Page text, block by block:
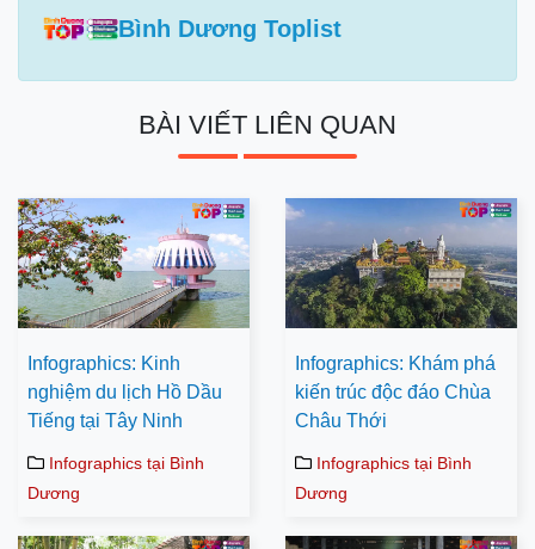
Bình Dương Toplist
BÀI VIẾT LIÊN QUAN
Infographics: Kinh
nghiệm du lịch Hồ Dầu
Tiếng tại Tây Ninh
Infographics tại Bình
Dương
Infographics: Khám phá
kiến trúc độc đáo Chùa
Châu Thới
Infographics tại Bình
Dương